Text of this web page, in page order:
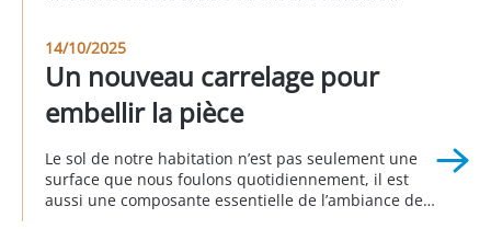
rendu global de ce projet. Réalisation à Longjumeau
au 3eme trimestre 2025
14/10/2025
Un nouveau carrelage pour
embellir la pièce
Le sol de notre habitation n’est pas seulement une
surface que nous foulons quotidiennement, il est
aussi une composante essentielle de l’ambiance de